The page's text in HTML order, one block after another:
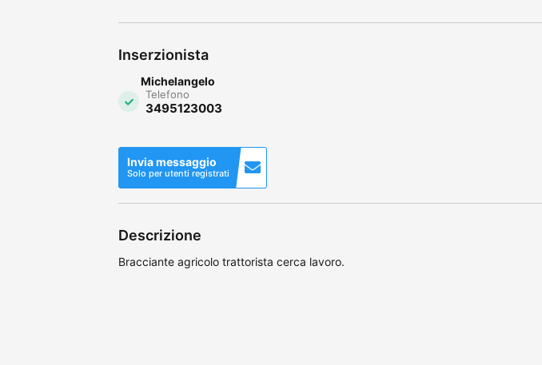
Inserzionista
Michelangelo
Telefono
3495123003
Invia messaggio
Solo per utenti registrati
Descrizione
Bracciante agricolo trattorista cerca lavoro.